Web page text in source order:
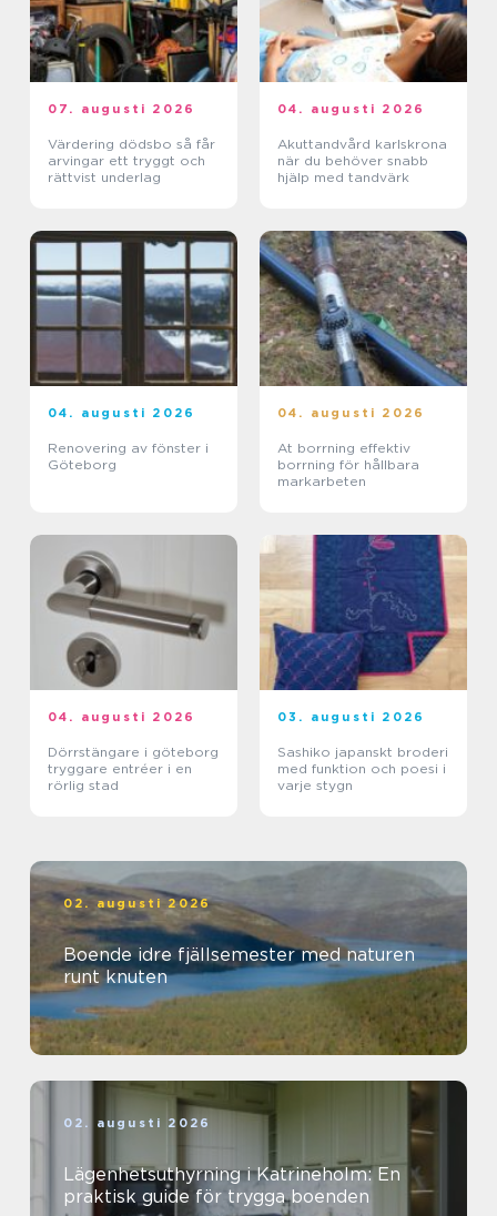
07. augusti 2026
Värdering dödsbo så får
arvingar ett tryggt och
rättvist underlag
04. augusti 2026
Akuttandvård karlskrona
när du behöver snabb
hjälp med tandvärk
04. augusti 2026
Renovering av fönster i
Göteborg
04. augusti 2026
At borrning effektiv
borrning för hållbara
markarbeten
04. augusti 2026
Dörrstängare i göteborg
tryggare entréer i en
rörlig stad
03. augusti 2026
Sashiko japanskt broderi
med funktion och poesi i
varje stygn
02. augusti 2026
Boende idre fjällsemester med naturen
runt knuten
02. augusti 2026
Lägenhetsuthyrning i Katrineholm: En
praktisk guide för trygga boenden